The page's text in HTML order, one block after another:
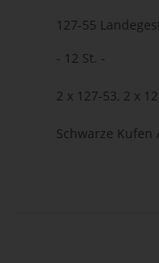
127-55
- 12 St. -
2 x 127-53, 2 x
Schwarze Kufen